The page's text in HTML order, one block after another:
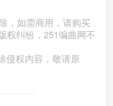
，如需商用，请购买
权纠纷，251编曲网不
侵权内容，敬请原